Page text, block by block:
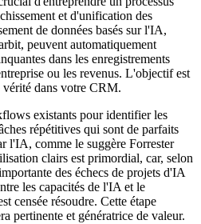
et d'unification des
de données basés sur l'IA,
peuvent automatiquement
dans les enregistrements
ou les revenus. L'objectif est
vérité dans votre CRM.
existants pour identifier les
répétitives qui sont de parfaits
l'IA, comme le suggère Forrester
clairs est primordial, car, selon
des échecs de projets d'IA
les capacités de l'IA et le
censée résoudre. Cette étape
pertinente et génératrice de valeur.